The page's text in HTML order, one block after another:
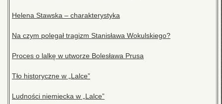
Helena Stawska – charakterystyka
Na czym polegał tragizm Stanisława Wokulskiego?
Proces o lalkę w utworze Bolesława Prusa
Tło historyczne w „Lalce”
Ludności niemiecka w „Lalce”